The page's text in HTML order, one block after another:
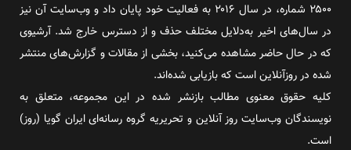
۲۵۰۰ شماره، در سال ۲۰۱۶ به فعالیت خود پایان داد و وب‌سایت آن نیز
در سال‌های اخیر به‌دلایل مختلف حذف و از دسترس خارج شد. آرشیوی
که در حال حاضر مشاهده می‌کنید، بخشی از مقالات و گزارش‌های منتشر
شده در روزآنلاین است که بازیابی شده‌اند.
کلیه حقوق معنوی مطالب بازنشر شده در این مجموعه، متعلق به
نویسندگان وب‌سایت روز آنلاین و تحریریه گروه رسانه‌ای ایران گویا (روز)
است.